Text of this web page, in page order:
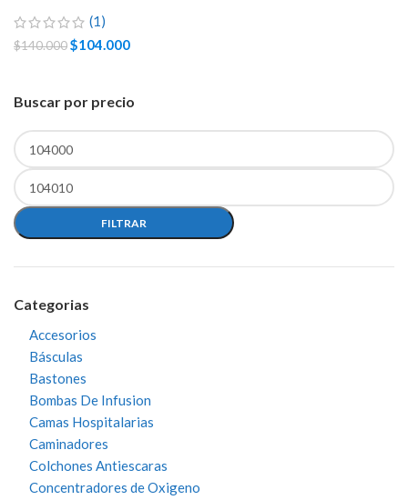
Buscar por precio
Precio
mínimo
Precio
máximo
FILTRAR
Categorias
Accesorios
Básculas
Bastones
Bombas De Infusion
Camas Hospitalarias
Caminadores
Colchones Antiescaras
Concentradores de Oxigeno
(1)
$140.000El
era:
$140.000.
$104.000
es:
$104.000.